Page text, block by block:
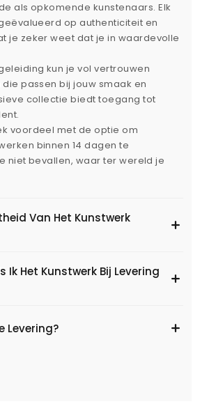
als opkomende kunstenaars. Elk
op authenticiteit en
je zeker weet dat je in waardevolle
kun je vol vertrouwen
passen bij jouw smaak en
collectie biedt toegang tot
voordeel met de optie om
binnen 14 dagen te
niet bevallen, waar ter wereld je
Van Het Kunstwerk
Ik Het Kunstwerk Bij Levering
Levering?